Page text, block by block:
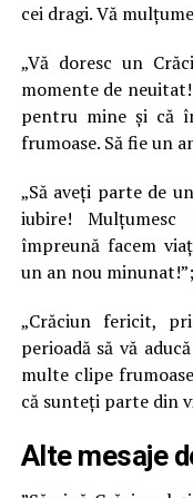
cei dragi. Vă
„Vă doresc un
momente de
pentru mine și că
frumoase. Să fie un
„Să aveți parte de
iubire!
împreună facem
un an nou minunat!”;
„Crăciun fericit,
perioadă să vă
multe clipe
că sunteți parte din
Alte mesaje